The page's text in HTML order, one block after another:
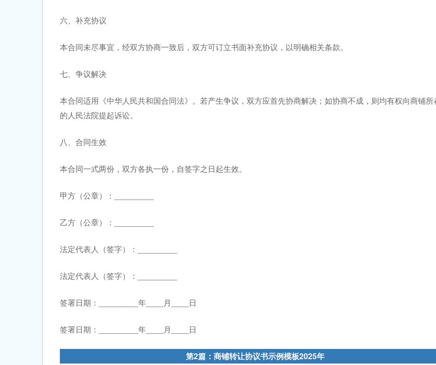
六、补充协议
本合同未尽事宜，经双方协商一致后，双方可订立书面补充协议，以明确相关条款。
七、争议解决
本合同适用《中华人民共和国合同法》。若产生争议，双方应首先协商解决；如协商不成，则均有权向商铺所
的人民法院提起诉讼。
八、合同生效
本合同一式两份，双方各执一份，自签字之日起生效。
甲方（公章）：_________
乙方（公章）：_________
法定代表人（签字）：_________
法定代表人（签字）：_________
签署日期：_________年____月____日
签署日期：_________年____月____日
第2篇：商铺转让协议书示例模板2025年